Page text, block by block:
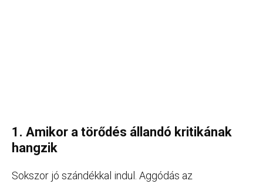
1. Amikor a törődés állandó kritikának
hangzik
Sokszor jó szándékkal indul. Aggódás az